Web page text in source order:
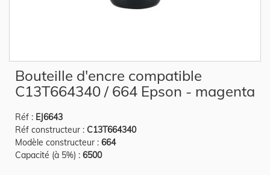
the
beginning
images
gallery
Bouteille d'encre compatible
C13T664340 / 664 Epson - magenta
Réf : EJ6643
Réf constructeur : C13T664340
Modèle constructeur : 664
Capacité (à 5%) : 6500